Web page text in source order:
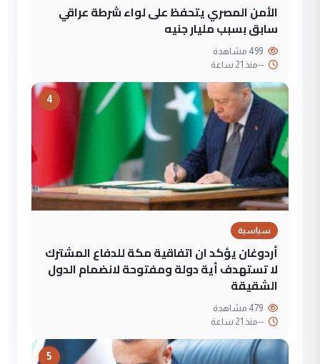
الأمن المصري يتحفظ على لواء شرطة عراقي
سابق بسبب مليار جنيه
--منذ 21 ساعة
4
سياسية
أردوغان يؤكد ان اتفاقية مكة للدفاع المشترك
لا تستهدف أية دولة ومفتوحة لانضمام الدول
الشقيقة
--منذ 21 ساعة
5